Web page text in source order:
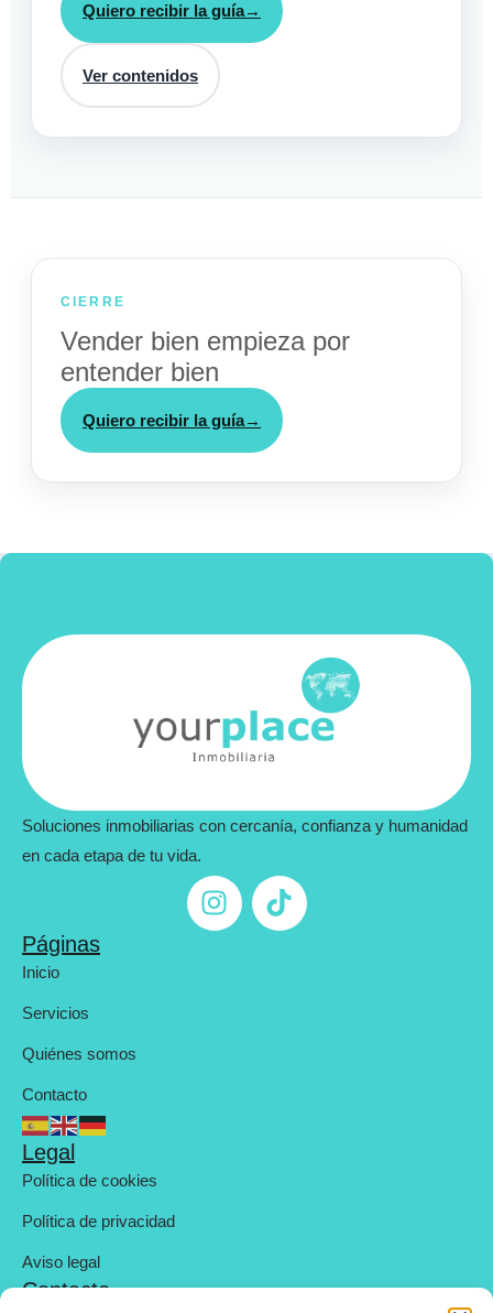
Quiero recibir la guía→
Ver contenidos
CIERRE
Vender bien empieza por
entender bien
Quiero recibir la guía→
Soluciones inmobiliarias con cercanía, confianza y humanidad
en cada etapa de tu vida.
Páginas
Inicio
Servicios
Quiénes somos
Contacto
Legal
Política de cookies
Política de privacidad
Aviso legal
Contacto